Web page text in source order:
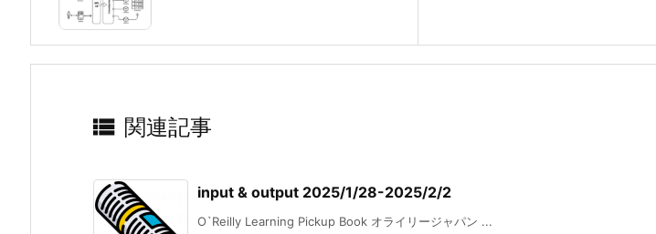
 関連記事
input & output 2025/1/28-2025/2/2
O`Reilly Learning Pickup Book オライリージャパン ...